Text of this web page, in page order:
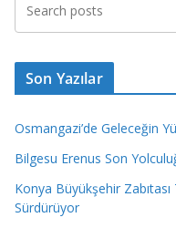
Son Yazılar
Osmangazi’de Geleceğin
Bilgesu Erenus Son
Konya Büyükşehir
Sürdürüyor